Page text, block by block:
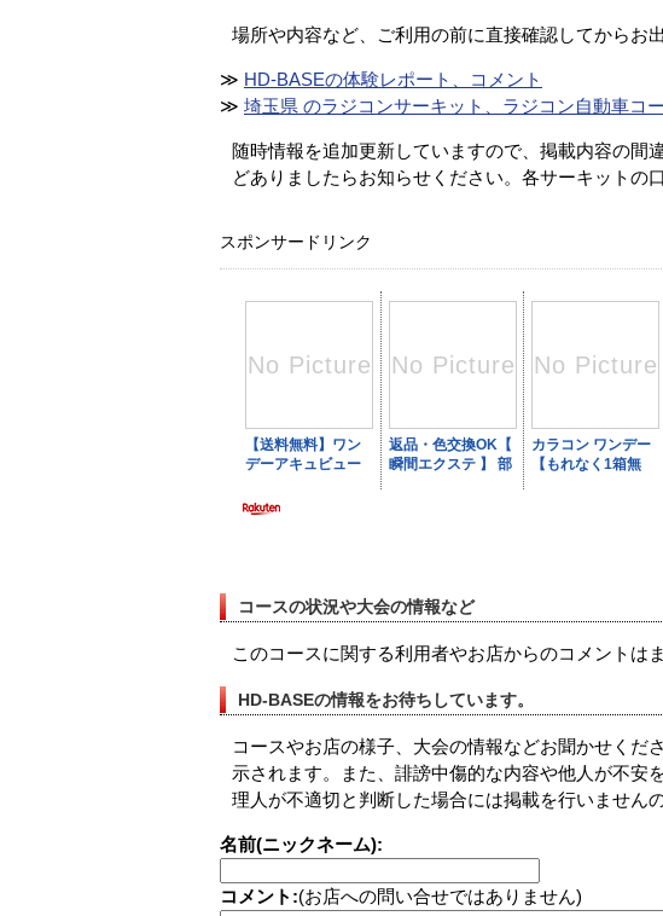
場所や内容など、ご利用の前に直接確認してからお
≫ HD-BASEの体験レポート、コメント
≫ 埼玉県 のラジコンサーキット、ラジコン自動車コ
随時情報を追加更新していますので、掲載内容の間
どありましたらお知らせください。各サーキットの
スポンサードリンク
コースの状況や大会の情報など
このコースに関する利用者やお店からのコメントは
HD-BASEの情報をお待ちしています。
コースやお店の様子、大会の情報などお聞かせくだ
示されます。また、誹謗中傷的な内容や他人が不安
理人が不適切と判断した場合には掲載を行いません
名前(ニックネーム):
コメント:(お店への問い合せではありません)